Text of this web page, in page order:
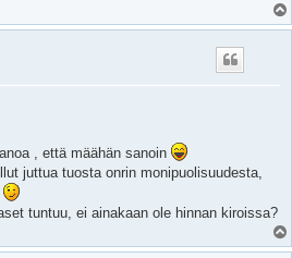
l
, että määhän sanoin
juttua tuosta onrin monipuolisuudesta,
tuntuu, ei ainakaan ole hinnan kiroissa?
l